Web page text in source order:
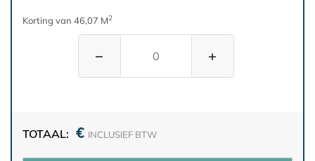
Korting van 46,07 M2
− +
TOTAAL: € INCLUSIEF BTW